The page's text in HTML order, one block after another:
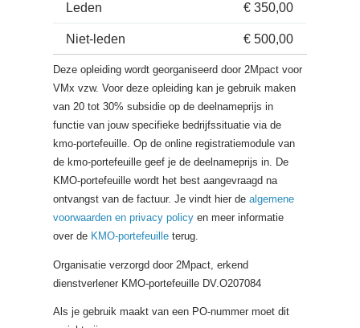
Leden € 350,00
Niet-leden € 500,00
Deze opleiding wordt georganiseerd door 2Mpact voor
VMx vzw. Voor deze opleiding kan je gebruik maken
van 20 tot 30% subsidie op de deelnameprijs in
functie van jouw specifieke bedrijfssituatie via de
kmo-portefeuille. Op de online registratiemodule van
de kmo-portefeuille geef je de deelnameprijs in. De
KMO-portefeuille wordt het best aangevraagd na
ontvangst van de factuur. Je vindt hier dealgemene
voorwaarden en privacy policy en meer informatie
over de KMO-portefeuilleterug.
Organisatie verzorgd door 2Mpact, erkend
dienstverlener KMO-portefeuille DV.O207084
Als je gebruik maakt van een PO-nummer moet dit